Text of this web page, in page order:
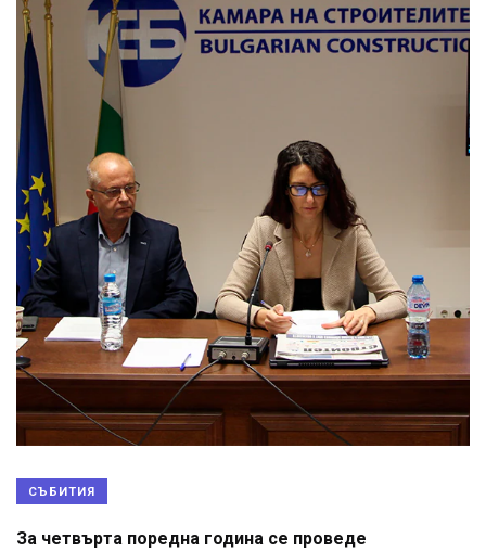
СЪБИТИЯ
За четвърта поредна година се проведе